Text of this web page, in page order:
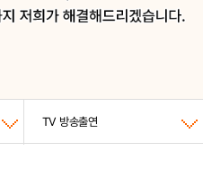
TV 방송출연